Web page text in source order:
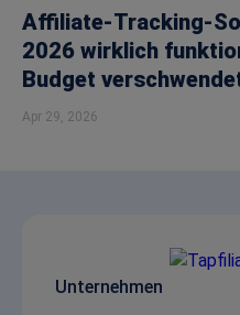
Affiliate-Tracking-
2026 wirklich
Budget
Apr 29, 2026
Unternehmen